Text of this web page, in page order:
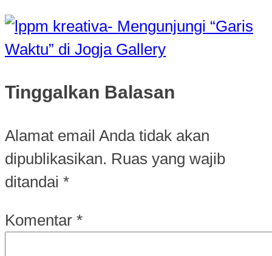
Tinggalkan Balasan
Alamat email Anda tidak akan
dipublikasikan. Ruas yang wajib
ditandai *
Komentar *